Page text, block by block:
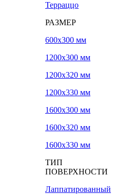
Терраццо
РАЗМЕР
600х300 мм
1200х300 мм
1200х320 мм
1200х330 мм
1600х300 мм
1600х320 мм
1600х330 мм
ТИП
ПОВЕРХНОСТИ
Лаппатированный